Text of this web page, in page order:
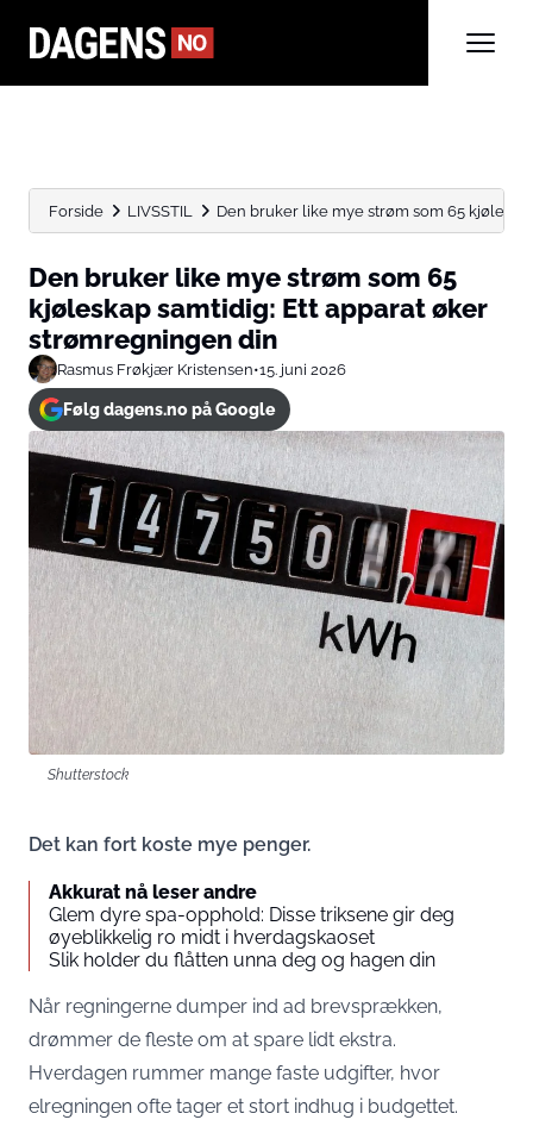
Forside LIVSSTIL Den bruker like mye strøm som 65
Den bruker like mye strøm som 65
kjøleskap samtidig: Ett apparat øker
strømregningen din
Rasmus Frøkjær Kristensen•15. juni 2026
Følg dagens.no på Google
Shutterstock
Det kan fort koste mye penger.
Akkurat nå leser andre
Glem dyre spa-opphold: Disse triksene gir deg
øyeblikkelig ro midt i hverdagskaoset
Slik holder du flåtten unna deg og hagen din
Når regningerne dumper ind ad brevsprækken,
drømmer de fleste om at spare lidt ekstra.
Hverdagen rummer mange faste udgifter, hvor
elregningen ofte tager et stort indhug i budgettet.